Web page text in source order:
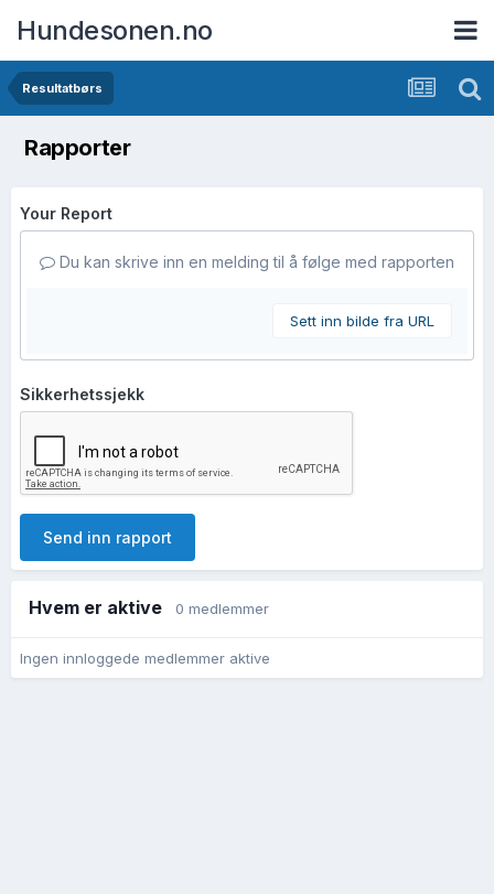
Hundesonen.no
Resultatbørs
Rapporter
Your Report
Du kan skrive inn en melding til å følge med rapporten
Sett inn bilde fra URL
Sikkerhetssjekk
Send inn rapport
Hvem er aktive 0 medlemmer
Ingen innloggede medlemmer aktive